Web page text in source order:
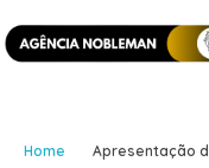
Home Apresentação